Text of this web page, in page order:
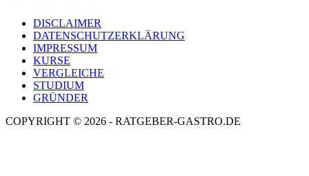
DISCLAIMER
DATENSCHUTZERKLÄRUNG
IMPRESSUM
KURSE
VERGLEICHE
STUDIUM
GRÜNDER
COPYRIGHT © 2026 - RATGEBER-GASTRO.DE